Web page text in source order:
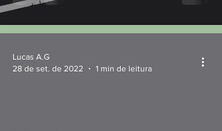
Lucas A.G
28 de set. de 2022
1 min de leitura